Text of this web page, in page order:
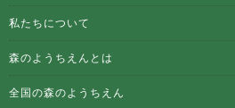
私たちについて
森のようちえんとは
全国の森のようちえん